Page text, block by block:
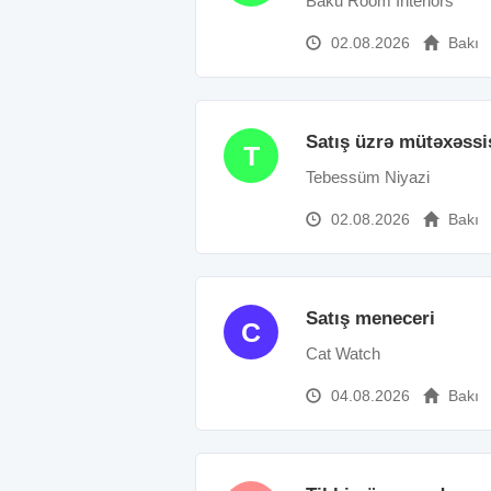
02.08.2026 Bakı
T Satış üzrə
Tebessüm Niyazi
02.08.2026 Bakı
C Satış meneceri
Cat Watch
04.08.2026 Bakı